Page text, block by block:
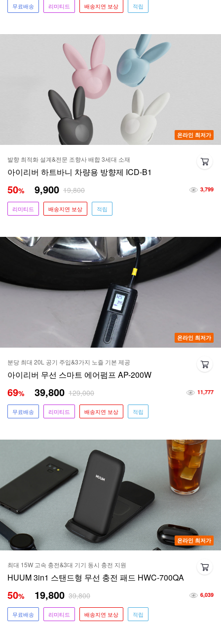
무료배송 리미티드 배송지연 보상 적립
온라인 최저가
발향 최적화 설계&전문 조향사 배합 3세대 소재
아이리버 하트바니 차량용 방향제 ICD-B1
3,799
50% 9,900 19,800
리미티드 배송지연 보상 적립
온라인 최저가
분당 최대 20L 공기 주입&3가지 노즐 기본 제공
아이리버 무선 스마트 에어펌프 AP-200W
11,777
69% 39,800 129,000
무료배송 리미티드 배송지연 보상 적립
온라인 최저가
최대 15W 고속 충전&3대 기기 동시 충전 지원
HUUM 3in1 스탠드형 무선 충전 패드 HWC-700QA
6,039
50% 19,800 39,800
무료배송 리미티드 배송지연 보상 적립